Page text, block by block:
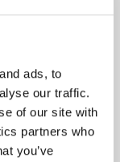
ads, to
our traffic.
of our site with
partners who
you’ve